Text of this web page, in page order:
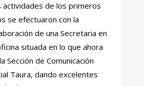
actividades de los primeros
se efectuaron con la
de una Secretaria en
situada en lo que ahora
Sección de Comunicación
Taura, dando excelentes